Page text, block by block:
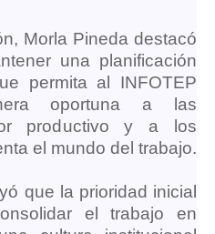
Morla Pineda destacó
una planificación
permita al INFOTEP
oportuna a las
productivo y a los
el mundo del trabajo.
que la prioridad inicial
el trabajo en